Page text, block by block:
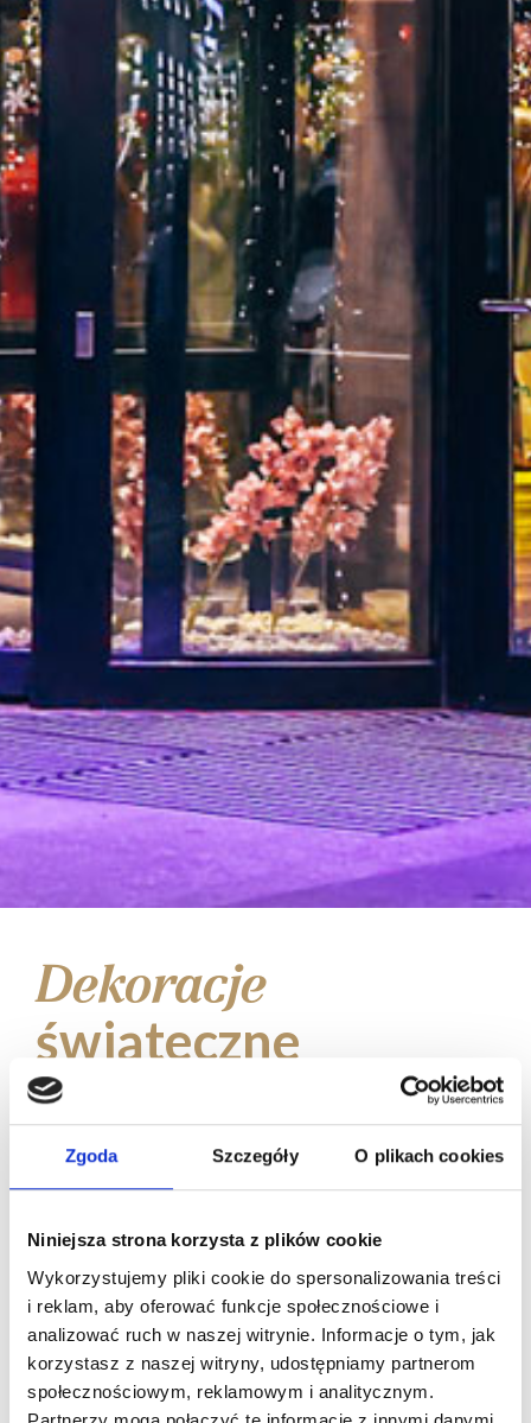
Zgoda Szczegóły O plikach cookies
Niniejsza strona korzysta z plików cookie
Wykorzystujemy pliki cookie do spersonalizowania treści
i reklam, aby oferować funkcje społecznościowe i
analizować ruch w naszej witrynie. Informacje o tym, jak
korzystasz z naszej witryny, udostępniamy partnerom
społecznościowym, reklamowym i analitycznym.
Dekoracje
świąteczne
hotelu Warsaw
Presidential Hotel
elegancji i klasy. W okresie świątecznym
ten pięciogwiazdkowy obiekt zyskał
wyjątkową oprawę świetlną przygotowaną
przez ekspertów z Multidekor. Subtelne
iluminacje podkreśliły prestiżowy